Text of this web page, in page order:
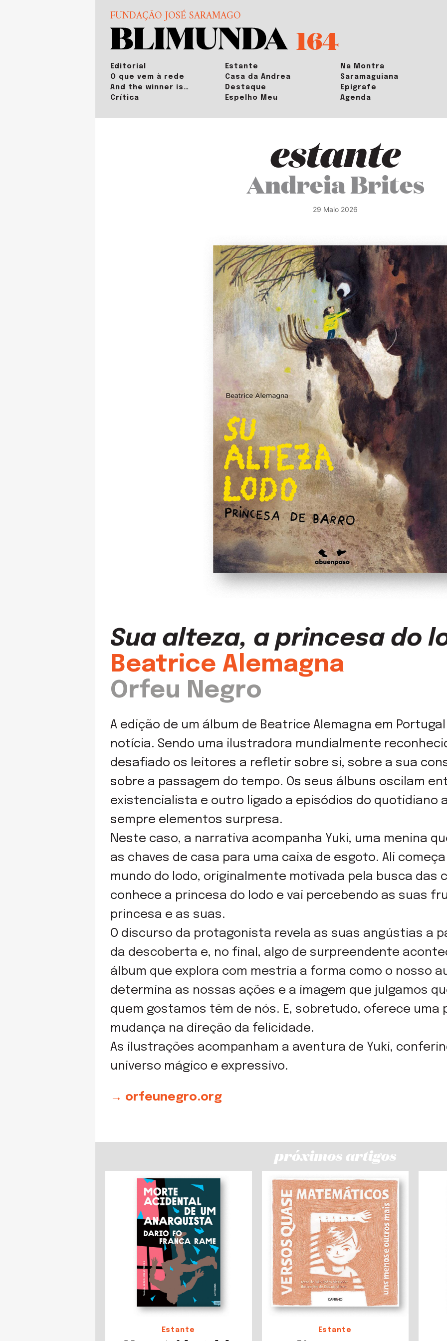
FUNDAÇÃO JOSÉ SARAMAGO
164
Editorial
O que vem à rede
And the winner is…
Crítica
Estante
Casa da Andrea
Destaque
Espelho Meu
Na Montra
Saramaguiana
Epígrafe
Agenda
estante
Andreia Brites
29 Maio 2026
Sua alteza, a princesa do
Beatrice Alemagna
Orfeu Negro
A edição de um álbum de Beatrice Alemagna em
notícia. Sendo uma ilustradora mundialmente
desafiado os leitores a refletir sobre si, sobre a sua
sobre a passagem do tempo. Os seus álbuns oscilam
existencialista e outro ligado a episódios do quotidiano
sempre elementos surpresa.
Neste caso, a narrativa acompanha Yuki, uma menina
as chaves de casa para uma caixa de esgoto. Ali
mundo do lodo, originalmente motivada pela busca das
conhece a princesa do lodo e vai percebendo as suas
princesa e as suas.
O discurso da protagonista revela as suas angústias a
da descoberta e, no final, algo de surpreendente
álbum que explora com mestria a forma como o nosso
determina as nossas ações e a imagem que julgamos
quem gostamos têm de nós. E, sobretudo, oferece uma
mudança na direção da felicidade.
As ilustrações acompanham a aventura de Yuki,
universo mágico e expressivo.
→ orfeunegro.org
próximos artigos
Estante Estante